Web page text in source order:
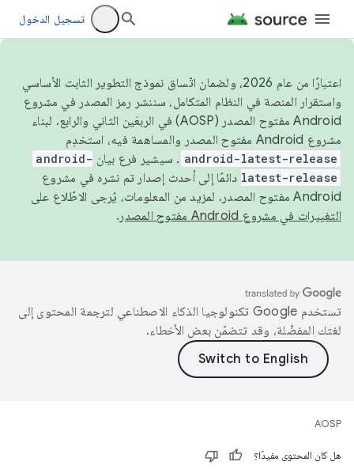
تسجيل الدخول
اعتبارًا من عام 2026، ولضمان اتّساق نموذج التطوير الثابت الأساسي
واستقرار المنصة في النظام المتكامل، سننشر رمز المصدر في مشروع
Android مفتوح المصدر (AOSP) في الربعَين الثاني والرابع. لبناء
مشروع Android مفتوح المصدر والمساهمة فيه، استخدِم
android-latest-release . سيشير فرع بيان android-
latest-release دائمًا إلى أحدث إصدار تم نشره في مشروع
Android مفتوح المصدر. لمزيد من المعلومات، يُرجى الاطّلاع على
التغييرات في مشروع Android مفتوح المصدر
.
تستخدم Google تكنولوجيا الذكاء الاصطناعي لترجمة المحتوى إلى
لغتك المفضّلة، وقد تتضمّن بعض الأخطاء.
AOSP
هل كان المحتوى مفيدًا؟